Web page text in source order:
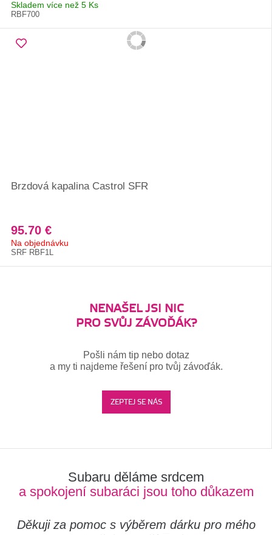
Skladem více než 5 Ks
RBF700
Brzdová kapalina Castrol SFR
95.70 €
Na objednávku
SRF RBF1L
NENAŠEL JSI NIC
PRO SVŮJ ZÁVOĎÁK?
Pošli nám tip nebo dotaz
a my ti najdeme řešení pro tvůj závoďák.
ZEPTEJ SE NÁS
Subaru děláme srdcem
a spokojení subaráci jsou toho důkazem
Děkuji za pomoc s výběrem dárku pro mého